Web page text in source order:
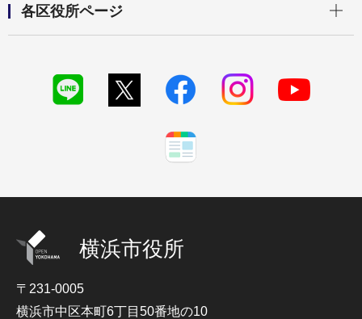
各区役所ページ
横浜市役所
〒231-0005
横浜市中区本町6丁目50番地の10